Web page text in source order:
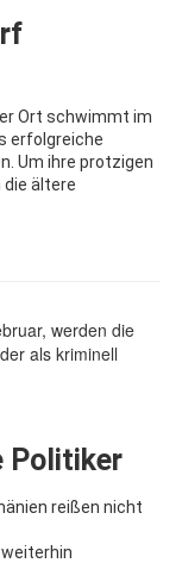
Ort schwimmt im
erfolgreiche
Um ihre protzigen
ältere
Politiker
reißen nicht